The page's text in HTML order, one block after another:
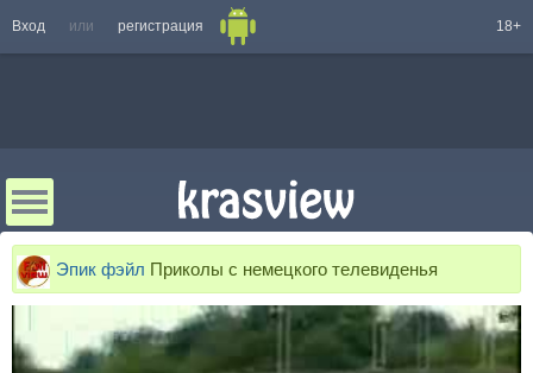
Вход или регистрация 18+
Эпик фэйл Приколы с немецкого телевиденья